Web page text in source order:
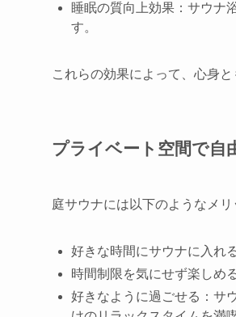
睡眠の質向上効果：サウナ
す。
これらの効果によって、心身
プライベート空間で自
庭サウナには以下のようなメリ
好きな時間にサウナに入れ
時間制限を気にせず楽しめ
好きなように過ごせる：サ